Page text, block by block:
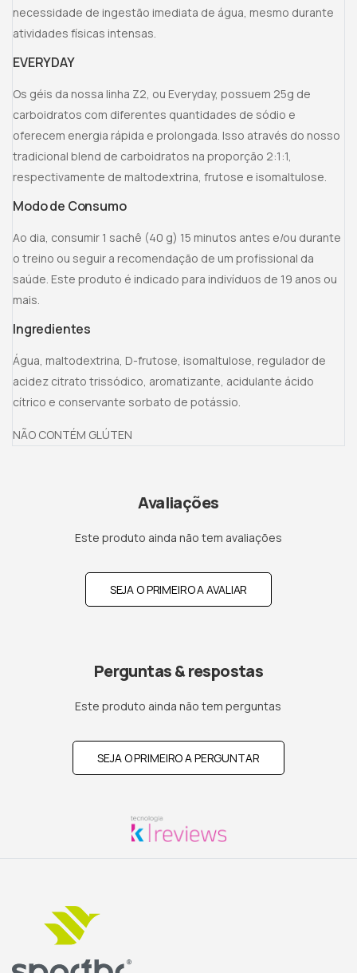
necessidade de ingestão imediata de água, mesmo durante
atividades físicas intensas.
EVERYDAY
Os géis da nossa linha Z2, ou Everyday, possuem 25g de
carboidratos com diferentes quantidades de sódio e
oferecem energia rápida e prolongada. Isso através do nosso
tradicional blend de carboidratos na proporção 2:1:1,
respectivamente de maltodextrina, frutose e isomaltulose.
Modo de Consumo
Ao dia, consumir 1 sachê (40 g) 15 minutos antes e/ou durante
o treino ou seguir a recomendação de um profissional da
saúde. Este produto é indicado para indivíduos de 19 anos ou
mais.
Ingredientes
Água, maltodextrina, D-frutose, isomaltulose, regulador de
acidez citrato trissódico, aromatizante, acidulante ácido
cítrico e conservante sorbato de potássio.
NÃO CONTÉM GLÚTEN
Avaliações
Este produto ainda não tem avaliações
SEJA O PRIMEIRO A AVALIAR
Perguntas & respostas
Este produto ainda não tem perguntas
SEJA O PRIMEIRO A PERGUNTAR